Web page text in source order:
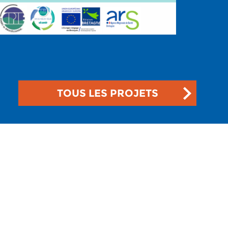
TOUS LES PROJETS